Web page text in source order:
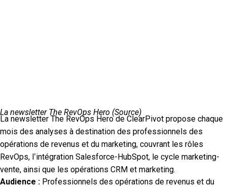
La newsletter The RevOps Hero (Source)
La newsletter The RevOps Hero de ClearPivot propose chaque
mois des analyses à destination des professionnels des
opérations de revenus et du marketing, couvrant les rôles
RevOps, l’intégration Salesforce-HubSpot, le cycle marketing-
vente, ainsi que les opérations CRM et marketing.
Audience : Professionnels des opérations de revenus et du